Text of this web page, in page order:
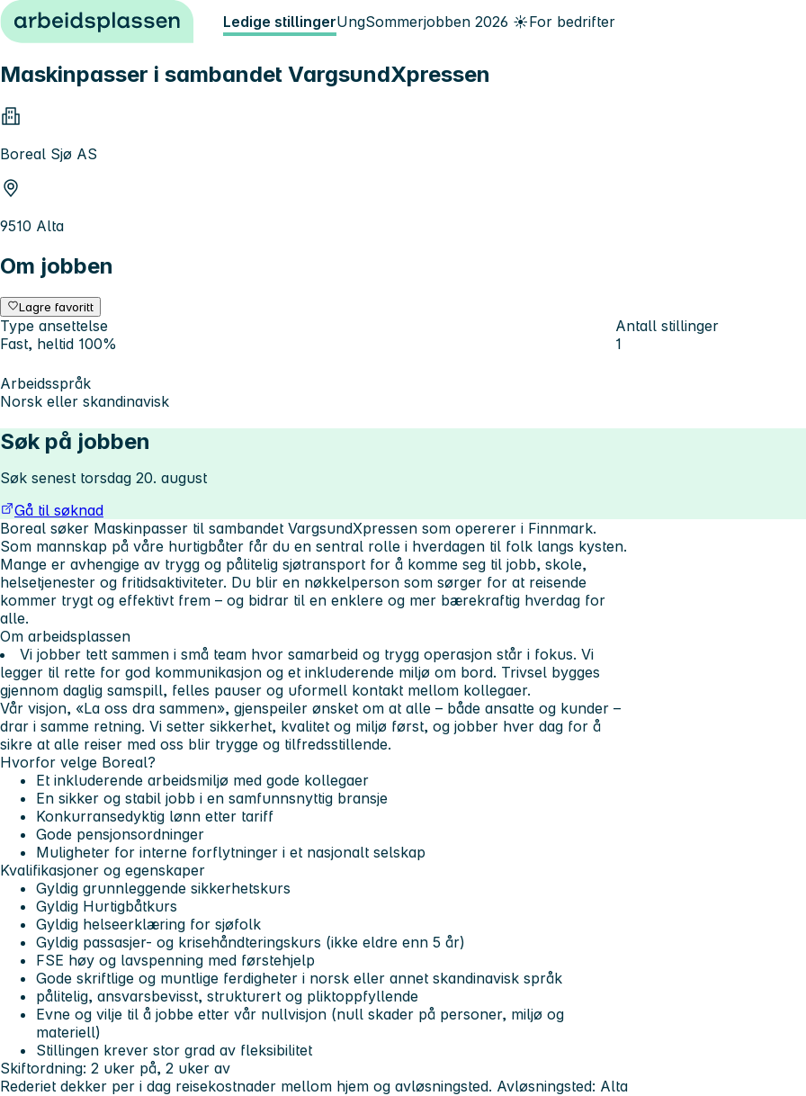
Hopp til innhold Ledige stillingerUngSommerjobben 2026 ☀️For bedrifter
Maskinpasser i sambandet VargsundXpressen
Boreal Sjø AS
9510 Alta
Om jobben
Lagre favoritt
Type ansettelse
Fast, heltid 100%
Antall stillinger
1
Arbeidsspråk
Norsk eller skandinavisk
Søk på jobben
Søk senest torsdag 20. august
Gå til søknad
Boreal søker Maskinpasser til sambandet VargsundXpressen som opererer i Finnmark.
Som mannskap på våre hurtigbåter får du en sentral rolle i hverdagen til folk langs kysten.
Mange er avhengige av trygg og pålitelig sjøtransport for å komme seg til jobb, skole,
helsetjenester og fritidsaktiviteter. Du blir en nøkkelperson som sørger for at reisende
kommer trygt og effektivt frem – og bidrar til en enklere og mer bærekraftig hverdag for
alle.
Om arbeidsplassen
Vi jobber tett sammen i små team hvor samarbeid og trygg operasjon står i fokus. Vi
legger til rette for god kommunikasjon og et inkluderende miljø om bord. Trivsel bygges
gjennom daglig samspill, felles pauser og uformell kontakt mellom kollegaer.
Vår visjon, «La oss dra sammen», gjenspeiler ønsket om at alle – både ansatte og kunder –
drar i samme retning. Vi setter sikkerhet, kvalitet og miljø først, og jobber hver dag for å
sikre at alle reiser med oss blir trygge og tilfredsstillende.
Hvorfor velge Boreal?
Et inkluderende arbeidsmiljø med gode kollegaer
En sikker og stabil jobb i en samfunnsnyttig bransje
Konkurransedyktig lønn etter tariff
Gode pensjonsordninger
Muligheter for interne forflytninger i et nasjonalt selskap
Kvalifikasjoner og egenskaper
Gyldig grunnleggende sikkerhetskurs
Gyldig Hurtigbåtkurs
Gyldig helseerklæring for sjøfolk
Gyldig passasjer- og krisehåndteringskurs (ikke eldre enn 5 år)
FSE høy og lavspenning med førstehjelp
Gode skriftlige og muntlige ferdigheter i norsk eller annet skandinavisk språk
pålitelig, ansvarsbevisst, strukturert og pliktoppfyllende
Evne og vilje til å jobbe etter vår nullvisjon (null skader på personer, miljø og
materiell)
Stillingen krever stor grad av fleksibilitet
Skiftordning: 2 uker på, 2 uker av
Rederiet dekker per i dag reisekostnader mellom hjem og avløsningsted. Avløsningsted: Alta